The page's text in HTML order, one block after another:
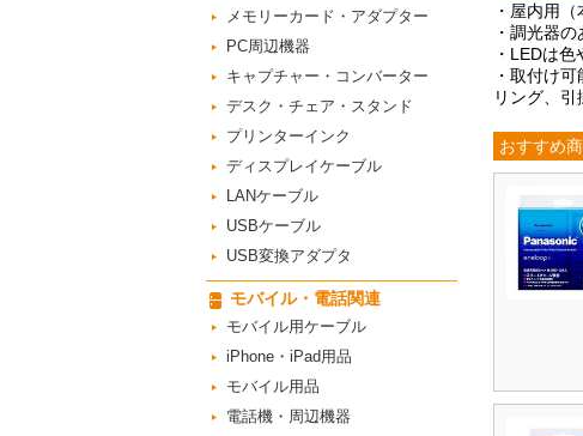
メモリーカード・アダプター
PC周辺機器
キャプチャー・コンバーター
デスク・チェア・スタンド
プリンターインク
ディスプレイケーブル
LANケーブル
USBケーブル
USB変換アダプタ
モバイル・電話関連
モバイル用ケーブル
iPhone・iPad用品
モバイル用品
電話機・周辺機器
・屋内用
・調光器
・LEDは
・取付け
リング、
おすすめ